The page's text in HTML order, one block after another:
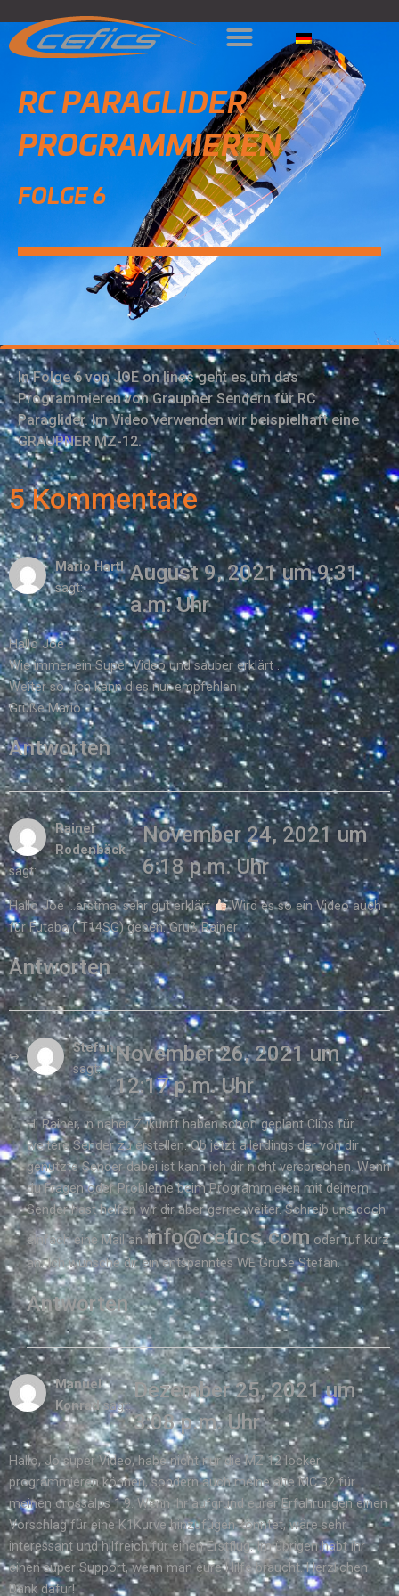
RC PARAGLIDER
PROGRAMMIEREN
FOLGE 6
In Folge 6 von JOE on lines geht es um das
Programmieren von Graupner Sendern für RC
Paraglider. Im Video verwenden wir beispielhaft eine
GRAUPNER MZ-12.
5 Kommentare
Mario Hartl
sagt:
August 9, 2021 um 9:31
a.m. Uhr
Hallo Joe
Wie immer ein Super Video und sauber erklärt .
Weiter so , ich kann dies nur empfehlen
Grüße Mario
Antworten
Rainer
Rodenbäck
sagt:
November 24, 2021 um
6:18 p.m. Uhr
Hallo Joe …erstmal sehr gut erklärt
Wird es so ein Video auch
für Futaba ( T14SG) geben. Gruß Rainer
Antworten
Stefan
sagt:
November 26, 2021 um
12:17 p.m. Uhr
Hi Rainer, in naher Zukunft haben schon geplant Clips für
weitere Sender zu erstellen. Ob jetzt allerdings der von dir
genutzte Sender dabei ist kann ich dir nicht versprechen. Wenn
du Fragen oder Probleme beim Programmieren mit deinem
Sender hast helfen wir dir aber gerne weiter. Schreib uns doch
einfach eine Mail aninfo@cefics.com oder ruf kurz
an. Ich wünsche dir ein entspanntes WE Grüße Stefan.
Antworten
Manuel
Konrad sagt:
Dezember 25, 2021 um
3:08 p.m. Uhr
Hallo, Jo super Video, habe nicht nur die MZ 12 locker
programmieren können, sondern auch meine alte MC 32 für
meinen crossalps 1.9. Wenn ihr aufgrund eurer Erfahrungen einen
Vorschlag für eine K1Kurve hinzufügen könntet, wäre sehr
interessant und hilfreich für einen Erstflug. Im übrigen habt ihr
einen super Support, wenn man eure Hilfe braucht. Herzlichen
Dank dafür!